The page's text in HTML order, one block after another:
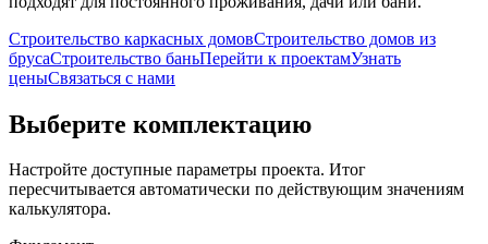
Строительство каркасных домовСтроительство домов из
брусаСтроительство баньПерейти к проектамУзнать
ценыСвязаться с нами
Выберите комплектацию
Настройте доступные параметры проекта. Итог
пересчитывается автоматически по действующим значениям
калькулятора.